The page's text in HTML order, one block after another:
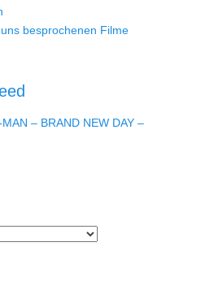
besprochenen Filme
– BRAND NEW DAY –